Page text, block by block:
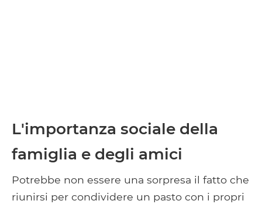
L'importanza sociale della
famiglia e degli amici
Potrebbe non essere una sorpresa il fatto che
riunirsi per condividere un pasto con i propri